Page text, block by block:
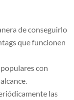
de conseguirlo
que funcionen
con
las